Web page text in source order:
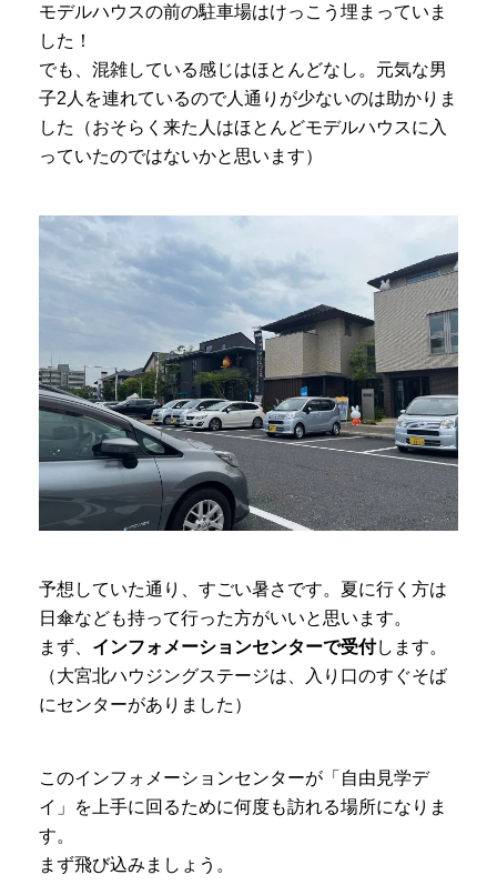
モデルハウスの前の駐車場はけっこう埋まっていま
した！
でも、混雑している感じはほとんどなし。元気な男
子2人を連れているので人通りが少ないのは助かりま
した（おそらく来た人はほとんどモデルハウスに入
っていたのではないかと思います）
予想していた通り、すごい暑さです。夏に行く方は
日傘なども持って行った方がいいと思います。
まず、 インフォメーションセンターで受付します。
（大宮北ハウジングステージは、入り口のすぐそば
にセンターがありました）
このインフォメーションセンターが「自由見学デ
イ」を上手に回るために何度も訪れる場所になりま
す。
まず飛び込みましょう。